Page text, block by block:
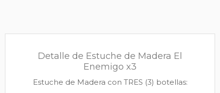
Detalle de Estuche de Madera El
Enemigo x3
Estuche de Madera con TRES (3) botellas: